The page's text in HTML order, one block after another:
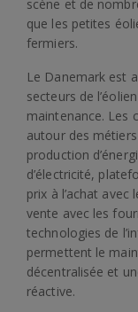
scène et de
que les petites
fermiers.
Le Danemark est
secteurs de
maintenance. Les
autour des
production
d’électricité,
prix à l’achat
vente avec les
technologies de
permettent le
décentralisée et
réactive.